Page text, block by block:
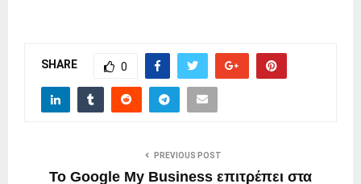
SHARE 0
PREVIOUS POST
Το Google My Business επιτρέπει στα